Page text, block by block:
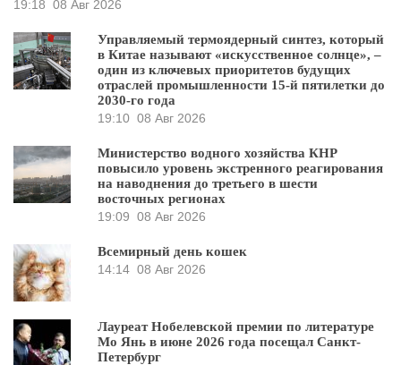
19:18 08 Авг 2026
Управляемый термоядерный синтез, который
в Китае называют «искусственное солнце», –
один из ключевых приоритетов будущих
отраслей промышленности 15-й пятилетки до
2030-го года
19:10 08 Авг 2026
Министерство водного хозяйства КНР
повысило уровень экстренного реагирования
на наводнения до третьего в шести
восточных регионах
19:09 08 Авг 2026
Всемирный день кошек
14:14 08 Авг 2026
Лауреат Нобелевской премии по литературе
Мо Янь в июне 2026 года посещал Санкт-
Петербург